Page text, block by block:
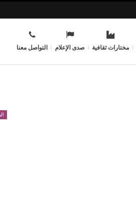
مختارات ثقافية صدى الإعلام التواصل معنا